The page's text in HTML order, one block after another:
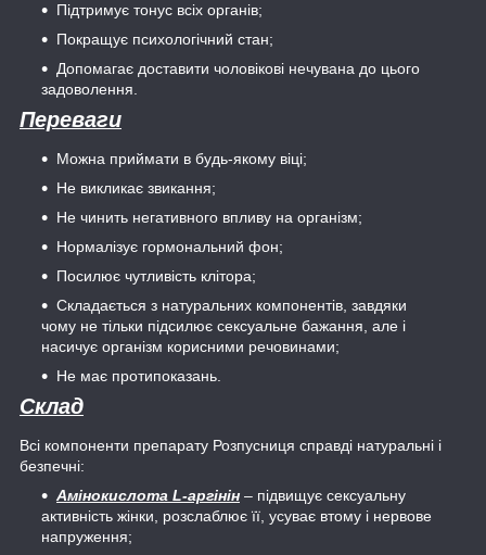
Підтримує тонус всіх органів;
Покращує психологічний стан;
Допомагає доставити чоловікові нечувана до цього
задоволення.
Переваги
Можна приймати в будь-якому віці;
Не викликає звикання;
Не чинить негативного впливу на організм;
Нормалізує гормональний фон;
Посилює чутливість клітора;
Складається з натуральних компонентів, завдяки
чому не тільки підсилює сексуальне бажання, але і
насичує організм корисними речовинами;
Не має протипоказань.
Склад
Всі компоненти препарату Розпусниця справді натуральні і
безпечні:
Амінокислота L-аргінін – підвищує сексуальну
активність жінки, розслаблює її, усуває втому і нервове
напруження;